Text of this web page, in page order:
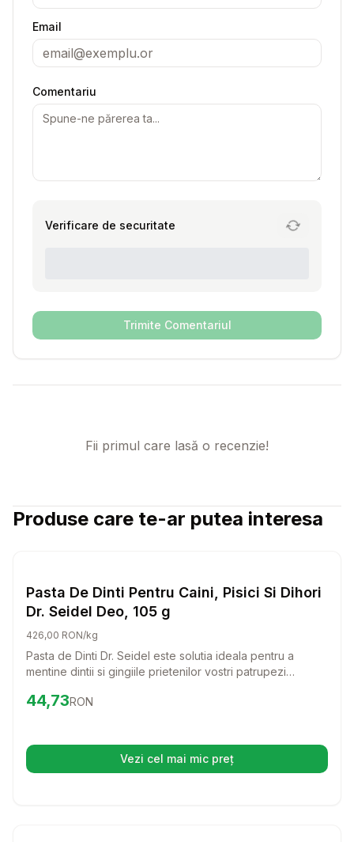
Email
Comentariu
Verificare de securitate
Trimite Comentariul
Fii primul care lasă o recenzie!
Produse care te-ar putea interesa
Igiena Orala
Pasta De Dinti Pentru Caini, Pisici Si Dihori
Dr. Seidel Deo, 105 g
426,00 RON/kg
Pasta de Dinti Dr. Seidel este solutia ideala pentru a
mentine dintii si gingiile prietenilor vostri patrupezi
transforma periajul intr-o experienta placuta pentru caini,
Preț:44.73
44,73RON
Vezi cel mai mic preț(se deschide într-o filă nouă)